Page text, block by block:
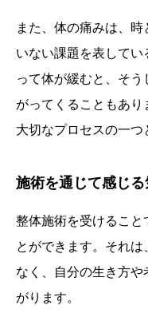
また、体の痛みは、
いない課題を表してい
って体が緩むと、そ
がってくることもあ
大切なプロセスの一つ
施術を通じて感じ
整体施術を受けること
とができます。それ
なく、自分の生き方
がります。